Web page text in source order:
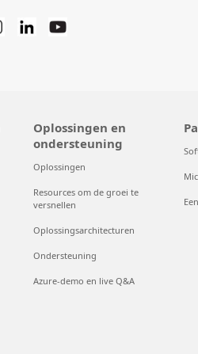
Oplossingen en
ondersteuning
Oplossingen
Resources om de groei te
versnellen
Oplossingsarchitecturen
Ondersteuning
Azure-demo en live Q&A